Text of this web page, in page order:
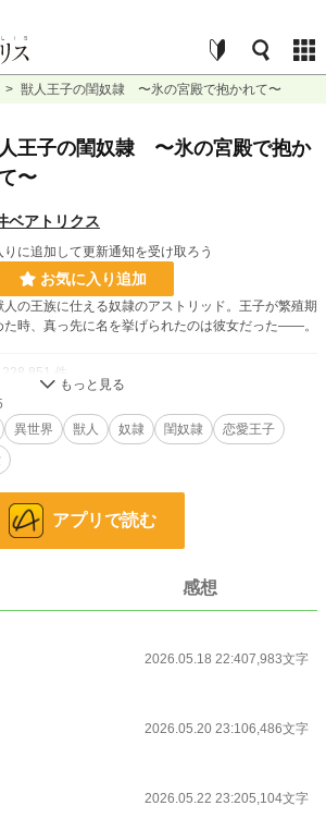
> 獣人王子の閨奴隷 〜氷の宮殿で抱かれて〜
王子の閨奴隷 〜氷の宮殿で抱か
〜
ベアトリクス
りに追加して更新通知を受け取ろう
お気に入り追加
の王族に仕える奴隷のアストリッド。王子が繁殖期
た時、真っ先に名を挙げられたのは彼女だった——。
件
件
22:40
異世界 獣人 奴隷 閨奴隷
恋愛王子
アプリで読む
感想
2026.05.18 22:407,983文字
2026.05.20 23:106,486文字
2026.05.22 23:205,104文字